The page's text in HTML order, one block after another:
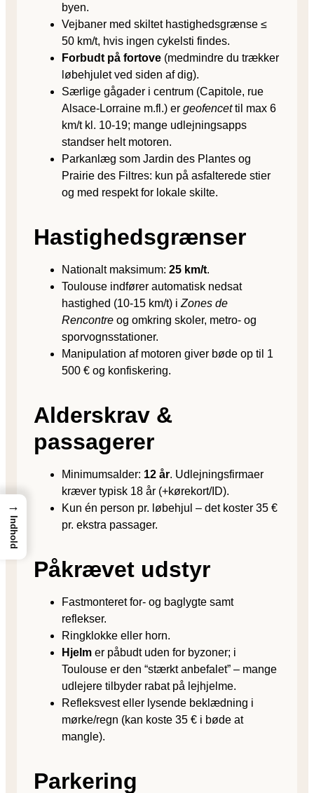
byen.
Vejbaner med skiltet hastighedsgrænse ≤
50 km/t, hvis ingen cykelsti findes.
Forbudt på fortove (medmindre du trækker
løbehjulet ved siden af dig).
Særlige gågader i centrum (Capitole, rue
Alsace-Lorraine m.fl.) er geofencettil max 6
km/t kl. 10-19; mange udlejningsapps
standser helt motoren.
Parkanlæg som Jardin des Plantes og
Prairie des Filtres: kun på asfalterede stier
og med respekt for lokale skilte.
Hastighedsgrænser
Nationalt maksimum: 25 km/t.
Toulouse indfører automatisk nedsat
hastighed (10-15 km/t) i Zones de
Rencontre og omkring skoler, metro- og
sporvognsstationer.
Manipulation af motoren giver bøde op til 1
500 € og konfiskering.
Alderskrav &
passagerer
Minimumsalder: 12 år. Udlejningsfirmaer
kræver typisk 18 år (+kørekort/ID).
Kun én person pr. løbehjul – det koster 35 €
pr. ekstra passager.
Påkrævet udstyr
Fastmonteret for- og baglygte samt
reflekser.
Ringklokke eller horn.
Hjelm er påbudt uden for byzoner; i
Toulouse er den “stærkt anbefalet” – mange
udlejere tilbyder rabat på lejhjelme.
Refleksvest eller lysende beklædning i
mørke/regn (kan koste 35 € i bøde at
mangle).
Parkering
→
Indhold